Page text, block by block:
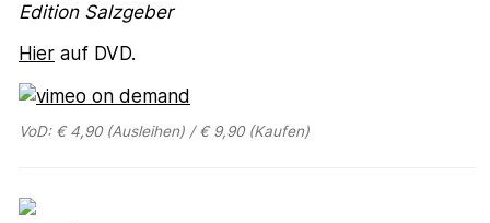
Edition Salzgeber
Hier auf DVD.
VoD: € 4,90 (Ausleihen) / € 9,90 (Kaufen)